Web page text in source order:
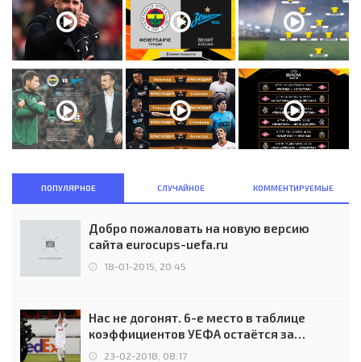
ПОПУЛЯРНОЕ СЛУЧАЙНОЕ КОММЕНТИРУЕМЫЕ
Добро пожаловать на новую версию
сайта eurocups-uefa.ru
18-01-2015, 20:45
Нас не догонят. 6-е место в таблице
коэффициентов УЕФА остаётся за
Россией
23-02-2018, 08:17